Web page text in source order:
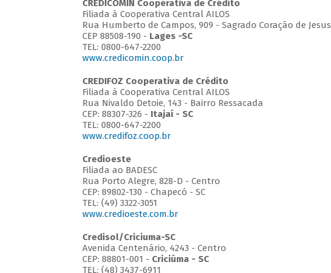
CREDICOMIN Cooperativa de Crédito
Filiada à Cooperativa Central AILOS
Rua Humberto de Campos, 909 - Sagrado Coração de Jesus
CEP 88508-190 - Lages -SC
TEL: 0800-647-2200
www.credicomin.coop.br
CREDIFOZ Cooperativa de Crédito
Filiada à Cooperativa Central AILOS
Rua Nivaldo Detoie, 143 - Bairro Ressacada
CEP: 88307-326 - Itajaí - SC
TEL: 0800-647-2200
www.credifoz.coop.br
Credioeste
Filiada ao BADESC
Rua Porto Alegre, 828-D - Centro
CEP: 89802-130 - Chapecó - SC
TEL: (49) 3322-3051
www.credioeste.com.br
Credisol/Criciuma-SC
Avenida Centenário, 4243 - Centro
CEP: 88801-001 - Criciúma - SC
TEL: (48) 3437-6911